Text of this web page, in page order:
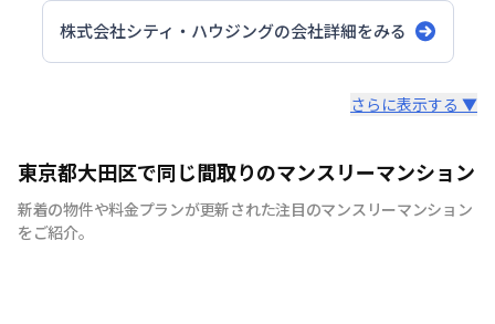
株式会社シティ・ハウジングの会社詳細をみる
シティマンスリーでは家具・家電・生活用品を90品目以上
ご用意しております。 引越しの際に、普段では見逃しそ
うな物まで全て揃えたマンスリーマンションは多くのお客
様に喜ばれています。 シティマンスリーでは、お客様が快
さらに表示する ▼
東京都大田区で同じ間取りのマンスリーマンション
新着の物件や料金プランが更新された注目のマンスリーマンション
をご紹介。